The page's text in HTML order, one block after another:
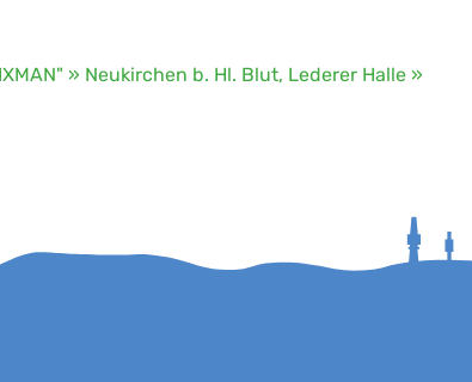
» Neukirchen b. Hl. Blut, Lederer Halle »